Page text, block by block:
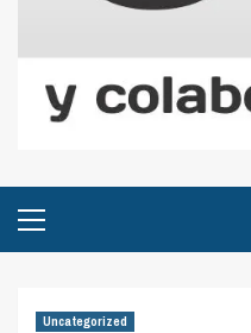
principal
Uncategorized